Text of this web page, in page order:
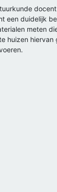
een duidelijk
meten
huizen